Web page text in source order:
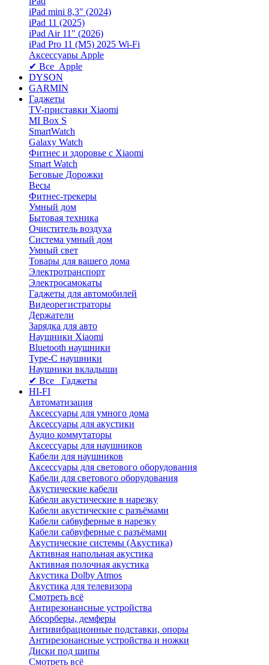
iPad mini 8,3″ (2024)
iPad 11 (2025)
iPad Air 11" (2026)
iPad Pro 11 (M5) 2025 Wi-Fi
Аксессуары Apple
✔ Все Apple
DYSON
GARMIN
Гаджеты
TV-приставки Xiaomi
MI Box S
SmartWatch
Galaxy Watch
Фитнес и здоровье с Xiaomi
Smart Watch
Беговые Дорожки
Весы
Фитнес-трекеры
Умный дом
Бытовая техника
Очиститель воздуха
Система умный дом
Умный свет
Товары для вашего дома
Электротранспорт
Электросамокаты
Гаджеты для автомобилей
Видеорегистраторы
Держатели
Зарядка для авто
Наушники Xiaomi
Bluetooth наушники
Type-C наушники
Наушники вкладыши
✔ Все Гаджеты
HI-FI
Автоматизация
Аксессуары для умного дома
Аксессуары для акустики
Аудио коммутаторы
Аксессуары для наушников
Кабели для наушников
Аксессуары для светового оборудования
Кабели для светового оборудования
Акустические кабели
Кабели акустические в нарезку
Кабели акустические с разъёмами
Кабели сабвуферные в нарезку
Кабели сабвуферные с разъёмами
Акустические системы (Акустика)
Активная напольная акустика
Активная полочная акустика
Акустика Dolby Atmos
Акустика для телевизора
Смотреть всё
Антирезонансные устройства
Абсорберы, демферы
Антивибрационные подставки, опоры
Антирезонансные устройства и ножки
Диски под шипы
Смотреть всё